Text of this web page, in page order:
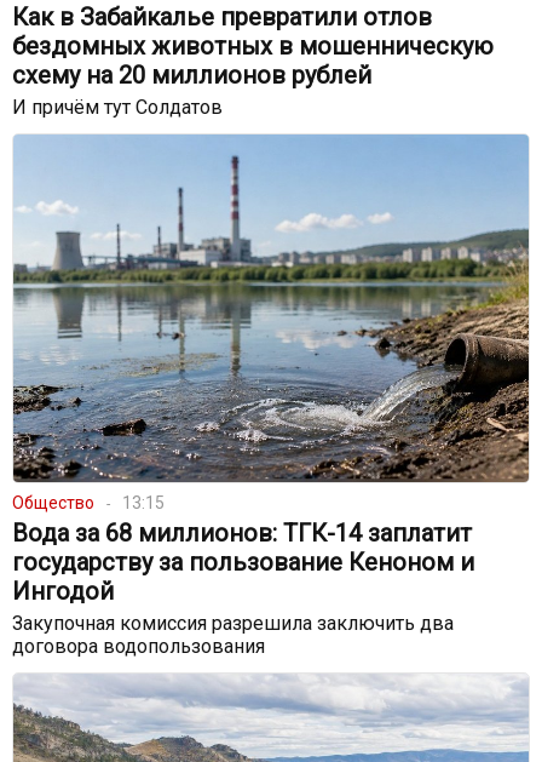
Как в Забайкалье превратили отлов
бездомных животных в мошенническую
схему на 20 миллионов рублей
И причём тут Солдатов
Общество 13:15
Вода за 68 миллионов: ТГК-14 заплатит
государству за пользование Кеноном и
Ингодой
Закупочная комиссия разрешила заключить два
договора водопользования